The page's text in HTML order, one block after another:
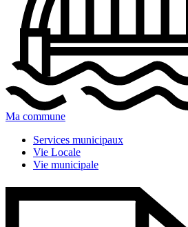
Ma commune
Services municipaux
Vie Locale
Vie municipale